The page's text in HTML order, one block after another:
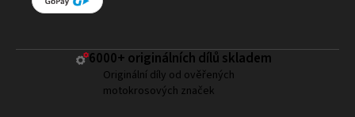
6000+ ​originálních dílů skladem
Originální díly od ověřených
motokrosových značek